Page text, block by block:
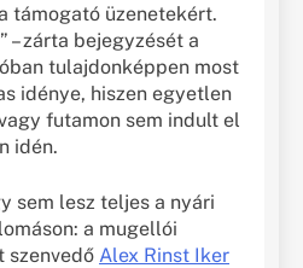
támogató üzenetekért.
– zárta bejegyzését a
tulajdonképpen most
idénye, hiszen egyetlen
futamon sem indult el
idén.
sem lesz teljes a nyári
a mugellói
szenvedő Alex Rinst Iker